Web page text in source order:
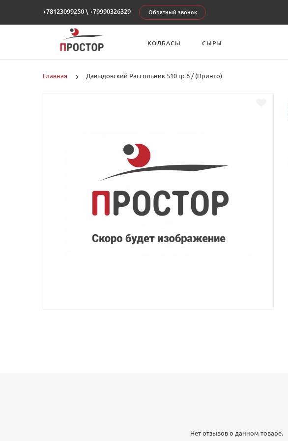
+78123099250 \ +79990326329 Обратный звонок
КОЛБАСЫ СЫРЫ
Главная Давыдовский Рассольник 510 гр 6 / (Принто)
Нет отзывов о данном товаре.